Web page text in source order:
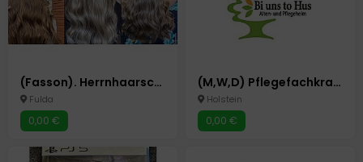
(Fasson). Herrnhaarschnitt
Fulda
0,00 €
(M,W,D) Pflegefachkraft gesucht in Teilzeit Oder Vollzeit
Holstein
0,00 €